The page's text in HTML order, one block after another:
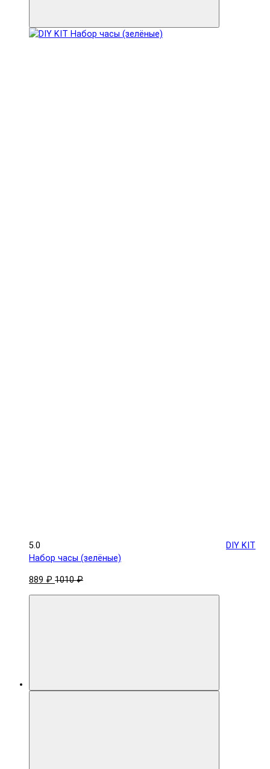
5.0
DIY KIT
Набор часы (зелёные)
889 ₽ 1010 ₽